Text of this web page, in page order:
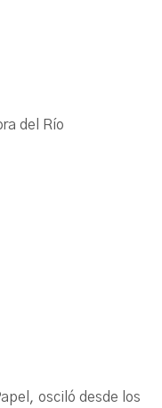
del Río
osciló desde los